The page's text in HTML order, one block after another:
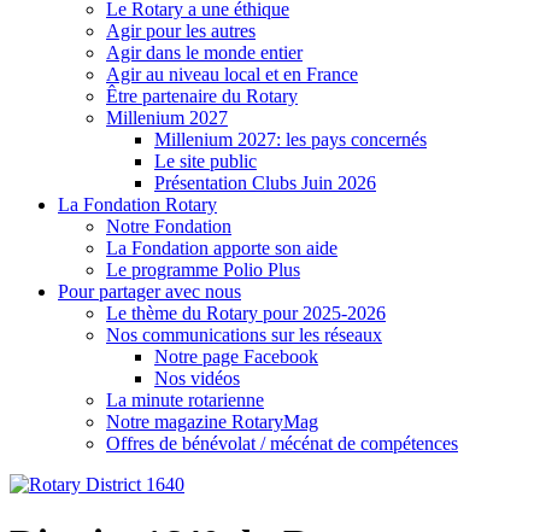
Le Rotary a une éthique
Agir pour les autres
Agir dans le monde entier
Agir au niveau local et en France
Être partenaire du Rotary
Millenium 2027
Millenium 2027: les pays concernés
Le site public
Présentation Clubs Juin 2026
La Fondation Rotary
Notre Fondation
La Fondation apporte son aide
Le programme Polio Plus
Pour partager avec nous
Le thème du Rotary pour 2025-2026
Nos communications sur les réseaux
Notre page Facebook
Nos vidéos
La minute rotarienne
Notre magazine RotaryMag
Offres de bénévolat / mécénat de compétences